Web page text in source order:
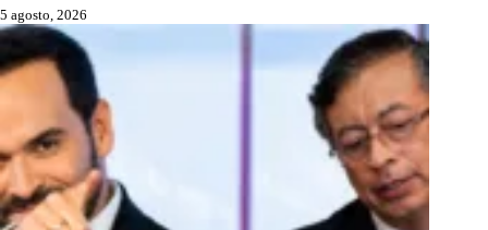
5 agosto, 2026